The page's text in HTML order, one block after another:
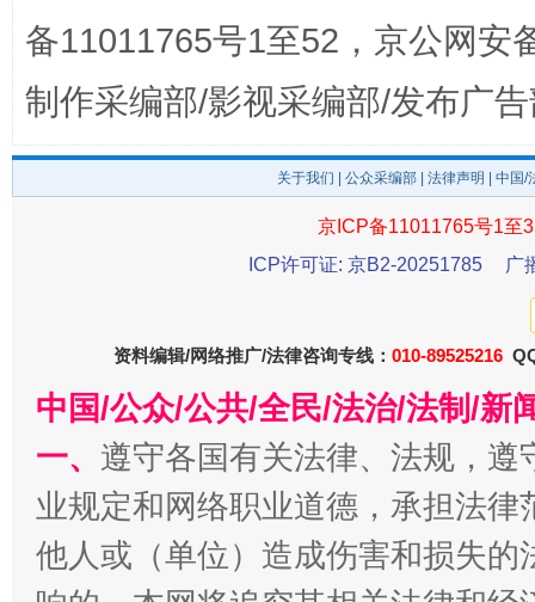
揭开“小金库”的免责幌子
受贿1.44亿！段成刚被判无期 从幼
备11011765号1至52，京公网安
制作采编部/影视采编部/发布广
关于我们 公众采编部 法律声明 | 中国
京ICP备11011765号1至
ICP许可证: 京B2-20251785
广
资料编辑/网络推广/法律咨询专线： 010-89525216
中国/公众/公共/全民/法治/法制/新
一、 遵守各国有关法律、法规，
业规定和网络职业道德，承担法
他人或（单位）造成伤害和损失